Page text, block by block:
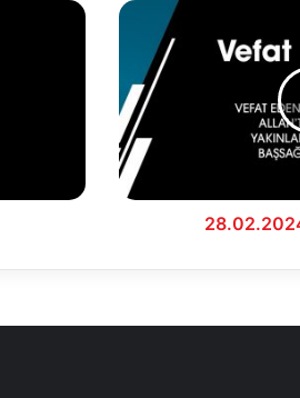
28.02.2024
İlanları